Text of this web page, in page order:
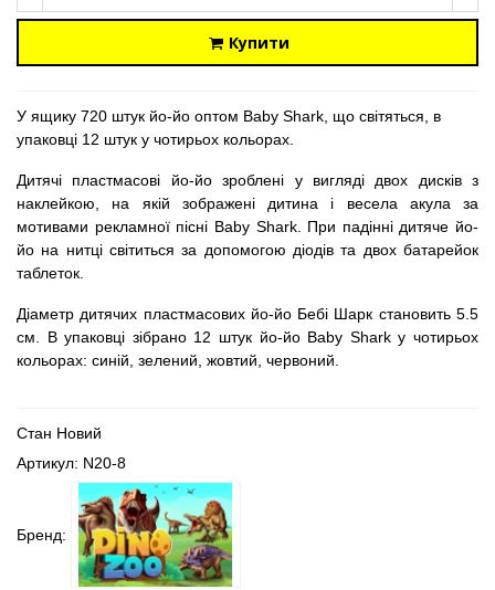
Купити
У ящику 720 штук йо-йо оптом Baby Shark, що світяться, в
упаковці 12 штук у чотирьох кольорах.
Дитячі пластмасові йо-йо зроблені у вигляді двох дисків з
наклейкою, на якій зображені дитина і весела акула за
мотивами рекламної пісні Baby Shark. При падінні дитяче йо-
йо на нитці світиться за допомогою діодів та двох батарейок
таблеток.
Діаметр дитячих пластмасових йо-йо Бебі Шарк становить 5.5
см. В упаковці зібрано 12 штук йо-йо Baby Shark у чотирьох
кольорах: синій, зелений, жовтий, червоний.
Стан Новий
Артикул: N20-8
Бренд: